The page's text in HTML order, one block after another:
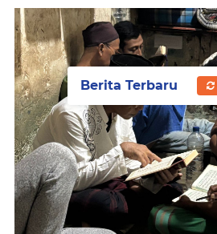
Berita Terbaru